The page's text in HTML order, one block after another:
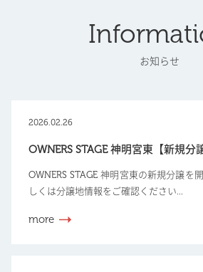
お知らせ
2026.02.26
OWNERS STAGE 神明宮東【新規分
OWNERS STAGE 神明宮東の新規分譲を
しくは分譲地情報をご確認ください...
more